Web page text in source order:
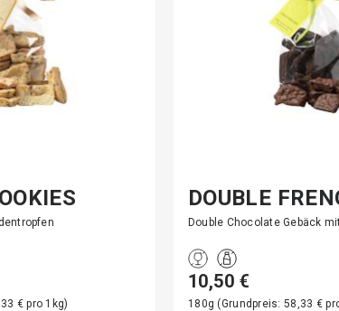
€ pro 1kg)
DOUBLE
COOKIES
Double Chocolate Gebäck
10,50 €
180g (Grundpreis: 58,33 €